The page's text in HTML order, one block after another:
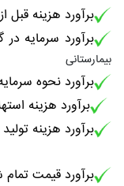
برآورد هزینه قبل
برآورد سرمایه
بیمارستانی
برآورد نحوه
برآورد هزینه
برآورد هزینه تولید
برآورد قیمت